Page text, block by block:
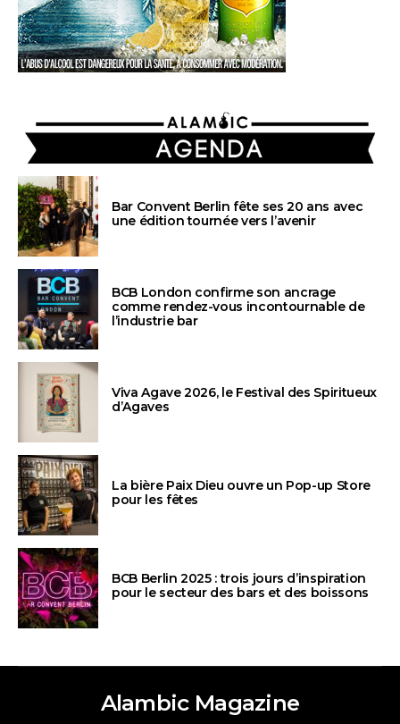
AGENDA
Bar Convent Berlin fête ses 20 ans avec
une édition tournée vers l’avenir
BCB London confirme son ancrage
comme rendez-vous incontournable de
l’industrie bar
Viva Agave 2026, le Festival des Spiritueux
d’Agaves
La bière Paix Dieu ouvre un Pop-up Store
pour les fêtes
BCB Berlin 2025 : trois jours d’inspiration
pour le secteur des bars et des boissons
Alambic Magazine